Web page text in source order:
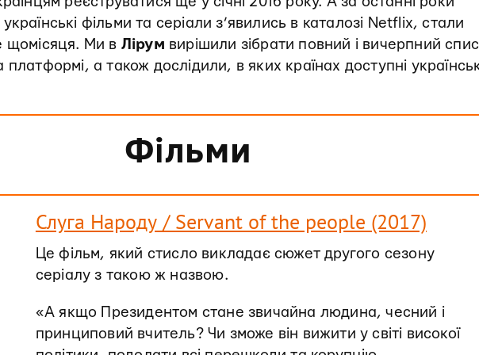
фільми та серіали з’явились в каталозі Netflix, стали
щомісяця. Ми в Лірум вирішили зібрати повний і вичерпний
платформі, а також дослідили, в яких країнах доступні
Фільми
Слуга Народу / Servant of the people (2017)
Це фільм, який стисло викладає сюжет другого сезону
серіалу з такою ж назвою.
«А якщо Президентом стане звичайна людина, чесний і
принциповий вчитель? Чи зможе він вижити у світі високої